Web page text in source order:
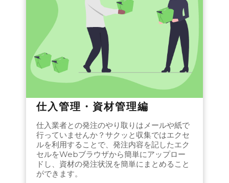
仕入管理・資材管理編
仕入業者との発注のやり取りはメールや紙で
行っていませんか？サクッと収集ではエクセ
ルを利用することで、発注内容を記したエク
セルをWebブラウザから簡単にアップロー
ドし、資材の発注状況を簡単にまとめること
ができます。